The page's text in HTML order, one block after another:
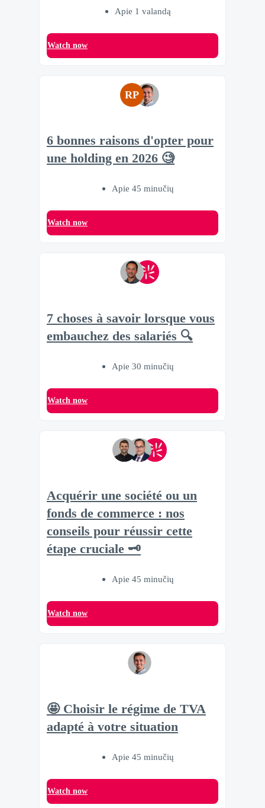
Apie 1 valandą
Watch now
RP
6 bonnes raisons d'opter pour
une holding en 2026 🧐
Apie 45 minučių
Watch now
7 choses à savoir lorsque vous
embauchez des salariés 🔍
Apie 30 minučių
Watch now
Acquérir une société ou un
fonds de commerce : nos
conseils pour réussir cette
étape cruciale 🗝
Apie 45 minučių
Watch now
🤩 Choisir le régime de TVA
adapté à votre situation
Apie 45 minučių
Watch now